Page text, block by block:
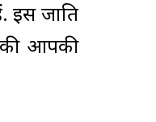
इस जाति
आपकी